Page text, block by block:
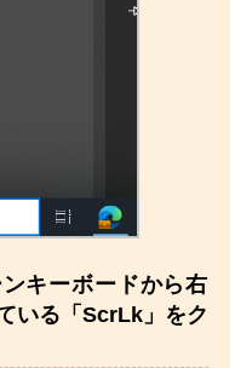
キーボードから右
いる「ScrLk」をク